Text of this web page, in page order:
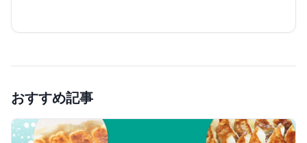
おすすめ記事